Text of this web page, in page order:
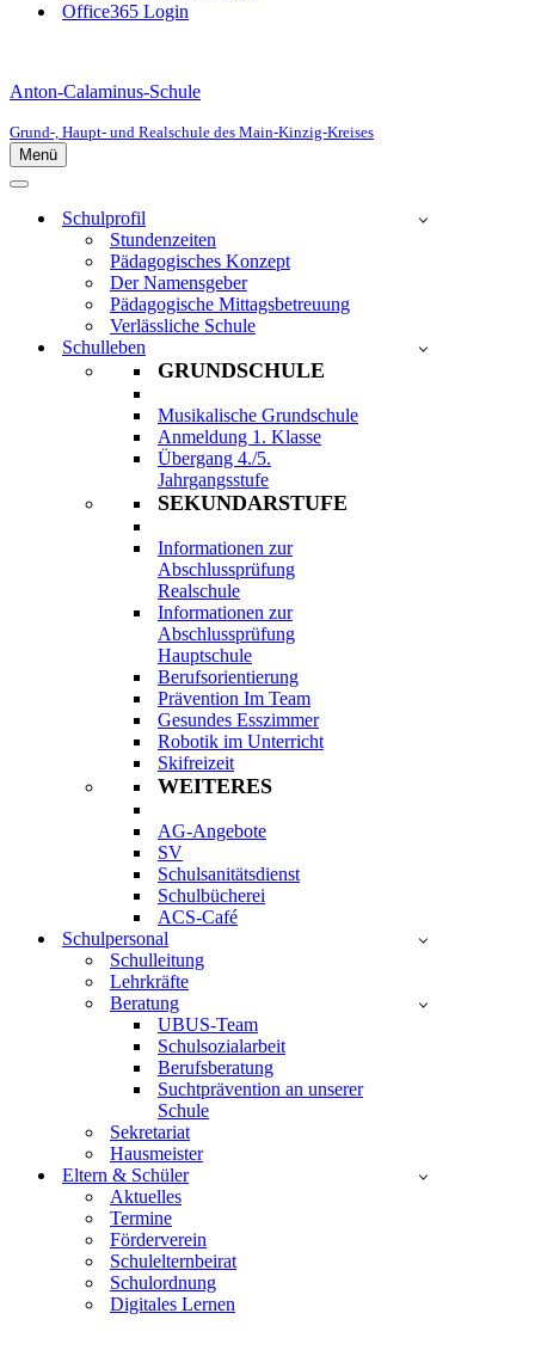
Office365 Login
Anton-Calaminus-Schule
Grund-, Haupt- und Realschule des Main-Kinzig-Kreises
Menü
Navigationsmenü
Navigationsmenü
Schulprofil
Stundenzeiten
Pädagogisches Konzept
Der Namensgeber
Pädagogische Mittagsbetreuung
Verlässliche Schule
Schulleben
GRUNDSCHULE
Musikalische Grundschule
Anmeldung 1. Klasse
Übergang 4./5.
Jahrgangsstufe
SEKUNDARSTUFE
Informationen zur
Abschlussprüfung
Realschule
Informationen zur
Abschlussprüfung
Hauptschule
Berufsorientierung
Prävention Im Team
Gesundes Esszimmer
Robotik im Unterricht
Skifreizeit
WEITERES
AG-Angebote
SV
Schulsanitätsdienst
Schulbücherei
ACS-Café
Schulpersonal
Schulleitung
Lehrkräfte
Beratung
UBUS-Team
Schulsozialarbeit
Berufsberatung
Suchtprävention an unserer
Schule
Sekretariat
Hausmeister
Eltern & Schüler
Aktuelles
Termine
Förderverein
Schulelternbeirat
Schulordnung
Digitales Lernen